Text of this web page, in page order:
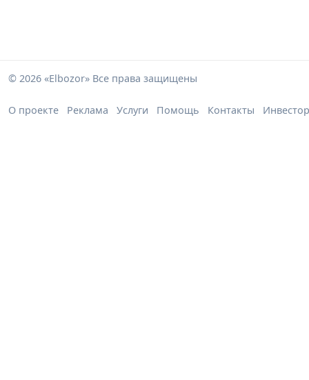
© 2026 «Elbozor» Все права защищены
О проекте Реклама Услуги Помощь Контакты